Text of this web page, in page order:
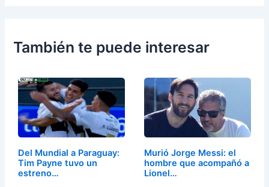
También te puede interesar
Del Mundial a Paraguay:
Tim Payne tuvo un
estreno…
Murió Jorge Messi: el
hombre que acompañó a
Lionel…